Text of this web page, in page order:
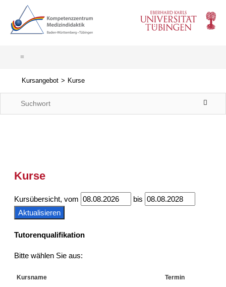
Kursangebot Kurse
Kurse
Kursübersicht, vom bis
Tutorenqualifikation
Bitte wählen Sie aus:
Kursname
Termin